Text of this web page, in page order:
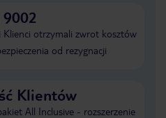
otrzymali zwrot kosztów
od rezygnacji
Klientów
All Inclusive - rozszerzenie